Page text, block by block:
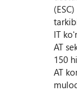
IT
AT
150
AT